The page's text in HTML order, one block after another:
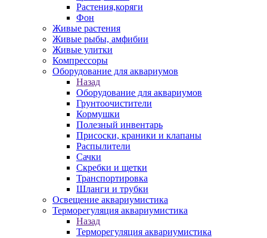
Растения,коряги
Фон
Живые растения
Живые рыбы, амфибии
Живые улитки
Компрессоры
Оборудование для аквариумов
Назад
Оборудование для аквариумов
Грунтоочистители
Кормушки
Полезный инвентарь
Присоски, краники и клапаны
Распылители
Сачки
Скребки и щетки
Транспортировка
Шланги и трубки
Освещение аквариумистика
Терморегуляция аквариумистика
Назад
Терморегуляция аквариумистика